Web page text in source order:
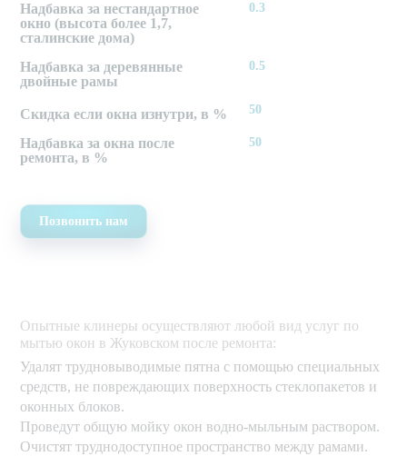
Надбавка за нестандартное
окно (высота более 1,7,
сталинские дома)
0.3
Надбавка за деревянные
двойные рамы
0.5
Скидка если окна изнутри, в % 50
Надбавка за окна после
ремонта, в %
50
Позвонить нам
Опытные клинеры осуществляют любой вид услуг по
мытью окон в Жуковском после ремонта:
Удалят трудновыводимые пятна с помощью специальных
средств, не повреждающих поверхность стеклопакетов и
оконных блоков.
Проведут общую мойку окон водно-мыльным раствором.
Очистят труднодоступное пространство между рамами.